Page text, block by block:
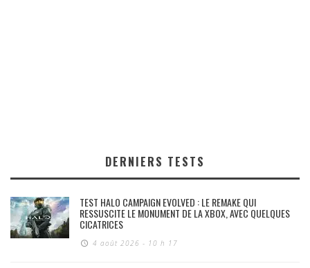
DERNIERS TESTS
TEST HALO CAMPAIGN EVOLVED : LE REMAKE QUI
RESSUSCITE LE MONUMENT DE LA XBOX, AVEC QUELQUES
CICATRICES
4 août 2026 - 10 h 17